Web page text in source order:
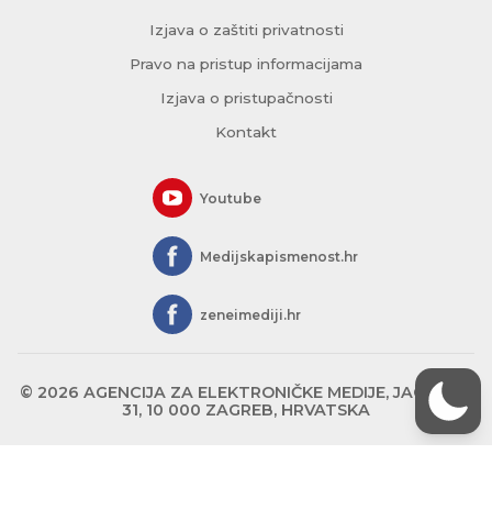
Izjava o zaštiti privatnosti
Pravo na pristup informacijama
Izjava o pristupačnosti
Kontakt
Youtube
Medijskapismenost.hr
zeneimediji.hr
© 2026 AGENCIJA ZA ELEKTRONIČKE MEDIJE, JAGIĆEVA
31, 10 000 ZAGREB, HRVATSKA